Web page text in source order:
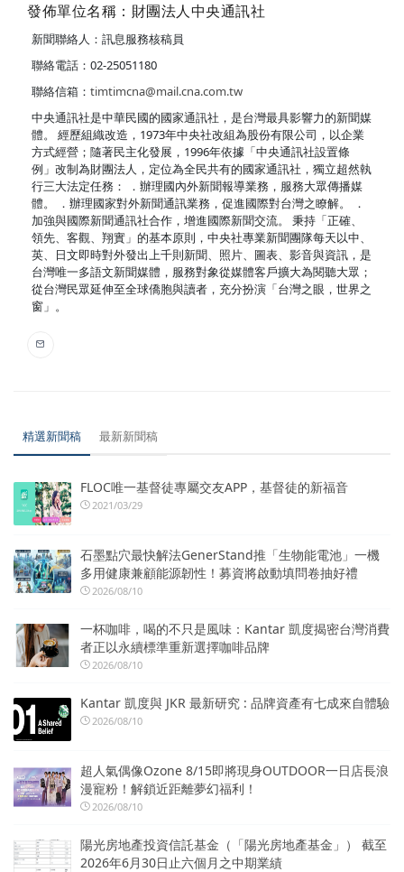
發佈單位名稱：財團法人中央通訊社
新聞聯絡人：訊息服務核稿員
聯絡電話：02-25051180
聯絡信箱： timtimcna@mail.cna.com.tw
中央通訊社是中華民國的國家通訊社，是台灣最具影響力的新聞媒
體。 經歷組織改造，1973年中央社改組為股份有限公司，以企業
方式經營；隨著民主化發展，1996年依據「中央通訊社設置條
例」改制為財團法人，定位為全民共有的國家通訊社，獨立超然執
行三大法定任務： ．辦理國內外新聞報導業務，服務大眾傳播媒
體。 ．辦理國家對外新聞通訊業務，促進國際對台灣之瞭解。 ．
加強與國際新聞通訊社合作，增進國際新聞交流。 秉持「正確、
領先、客觀、翔實」的基本原則，中央社專業新聞團隊每天以中、
英、日文即時對外發出上千則新聞、照片、圖表、影音與資訊，是
台灣唯一多語文新聞媒體，服務對象從媒體客戶擴大為閱聽大眾；
從台灣民眾延伸至全球僑胞與讀者，充分扮演「台灣之眼，世界之
窗」。
精選新聞稿 最新新聞稿
FLOC唯一基督徒專屬交友APP，基督徒的新福音
2021/03/29
石墨點穴最快解法GenerStand推「生物能電池」一機
多用健康兼顧能源韌性！募資將啟動填問卷抽好禮
2026/08/10
一杯咖啡，喝的不只是風味：Kantar 凱度揭密台灣消費
者正以永續標準重新選擇咖啡品牌
2026/08/10
Kantar 凱度與 JKR 最新研究 : 品牌資產有七成來自體驗
2026/08/10
超人氣偶像Ozone 8/15即將現身OUTDOOR一日店長浪
漫寵粉！解鎖近距離夢幻福利！
2026/08/10
陽光房地產投資信託基金（「陽光房地產基金」） 截至
2026年6月30日止六個月之中期業績